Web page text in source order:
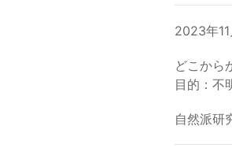
2023年
どこから
目的：不
自然派研